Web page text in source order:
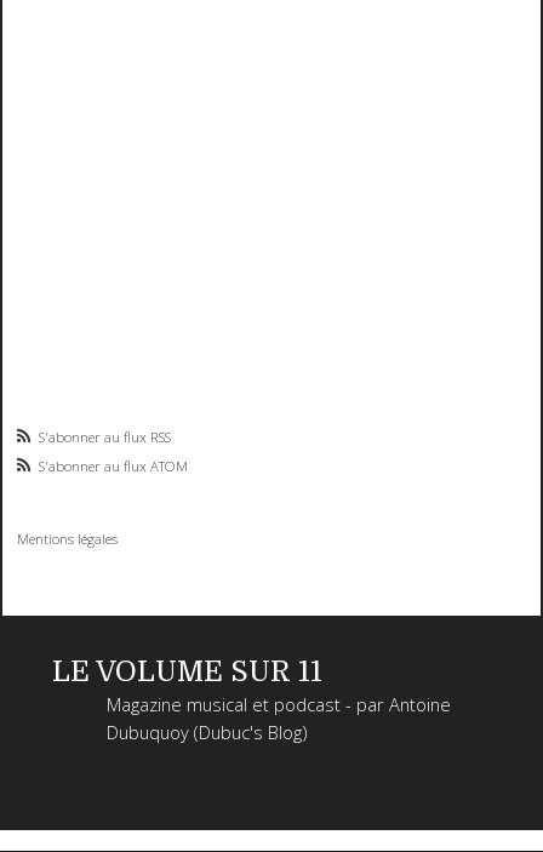
S'abonner au flux RSS
S'abonner au flux ATOM
Mentions légales
LE VOLUME SUR 11
Magazine musical et podcast - par Antoine
Dubuquoy (Dubuc's Blog)